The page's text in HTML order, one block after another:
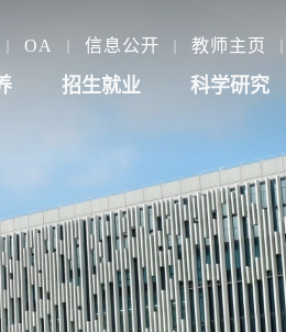
OA 信息公开 教师主页
招生就业 科学研究